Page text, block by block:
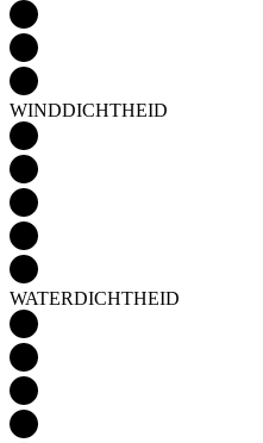
WINDDICHTHEID
WATERDICHTHEID